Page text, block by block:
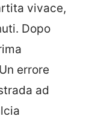
vivace,
Dopo
errore
ad